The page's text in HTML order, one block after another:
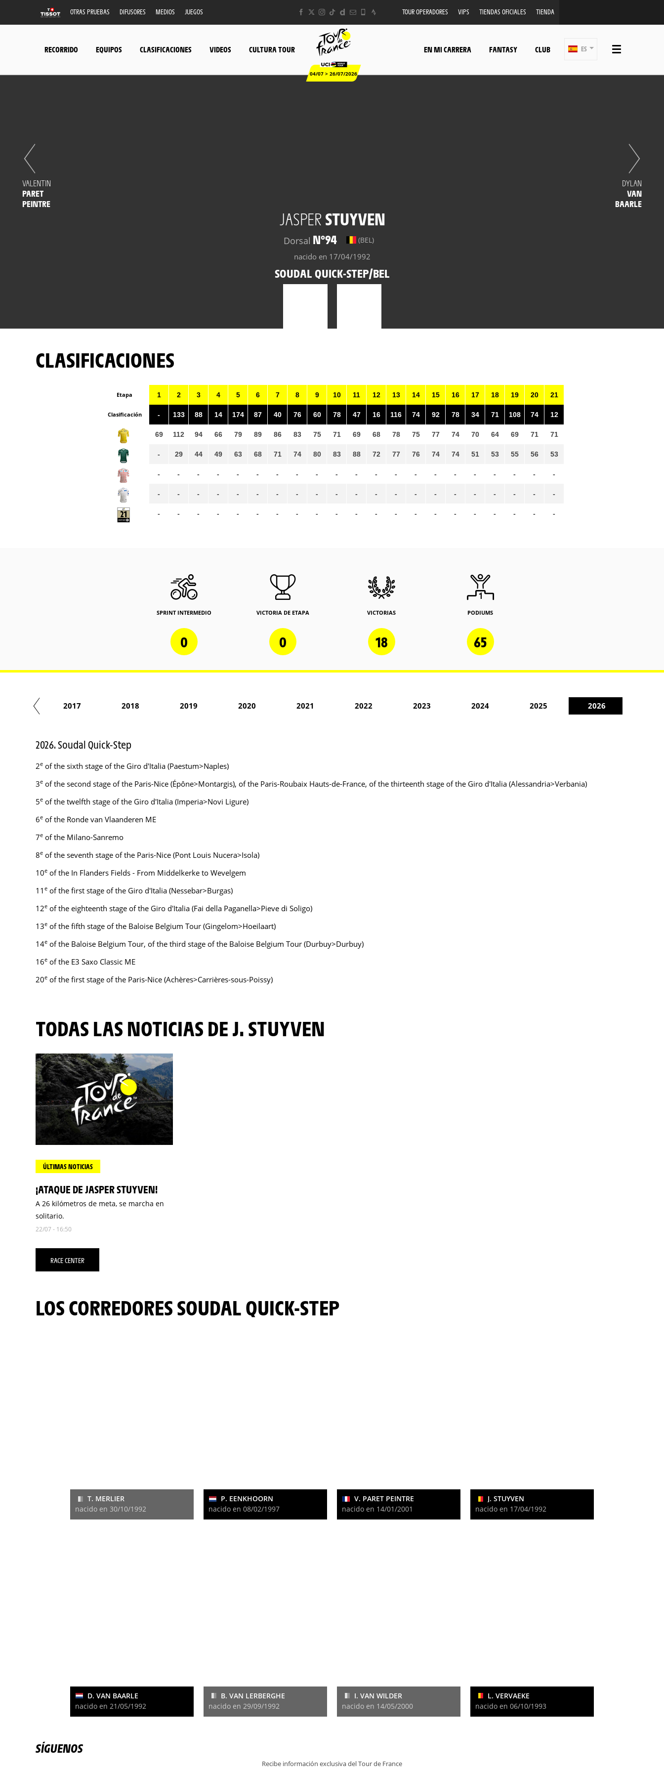
OTRAS PRUEBAS DIFUSORES MEDIOS JUEGOS TOUR OPERADORES VIPS TIENDAS OFICIALES TIENDA
RECORRIDO EQUIPOS CLASIFICACIONES VIDEOS CULTURA TOUR
04/07 > 26/07/2026
EN MI CARRERA FANTASY CLUB ES
JASPER STUYVEN
Dorsal N°94 (BEL)
nacido en 17/04/1992
SOUDAL QUICK-STEP/BEL
VALENTIN
PARET
PEINTRE
DYLAN
VAN
BAARLE
CLASIFICACIONES
Etapa
Clasificación
1
-
69
-
-
-
-
2
133
112
29
-
-
-
3
88
94
44
-
-
-
4
14
66
49
-
-
-
5
174
79
63
-
-
-
6
87
89
68
-
-
-
7
40
86
71
-
-
-
8
76
83
74
-
-
-
9
60
75
80
-
-
-
10
78
71
83
-
-
-
11
47
69
88
-
-
-
12
16
68
72
-
-
-
13
116
78
77
-
-
-
14
74
75
76
-
-
-
15
92
77
74
-
-
-
16
78
74
74
-
-
-
17
34
70
51
-
-
-
18
71
64
53
-
-
-
19
108
69
55
-
-
-
20
74
71
56
-
-
-
21
12
71
53
-
-
-
SPRINT INTERMEDIO
0
VICTORIA DE ETAPA
0
VICTORIAS
18
PODIUMS
65
2017 2018 2019 2020 2021 2022 2023 2024 2025 2026
2026. Soudal Quick-Step
2e of the sixth stage of the Giro d'Italia (Paestum>Naples)
3e of the second stage of the Paris-Nice (Épône>Montargis), of the Paris-Roubaix Hauts-de-France, of the thirteenth stage of the Giro d'Italia (Alessandria>Verbania)
5e of the twelfth stage of the Giro d'Italia (Imperia>Novi Ligure)
6e of the Ronde van Vlaanderen ME
7e of the Milano-Sanremo
8e of the seventh stage of the Paris-Nice (Pont Louis Nucera>Isola)
10e of the In Flanders Fields - From Middelkerke to Wevelgem
11 e of the first stage of the Giro d'Italia (Nessebar>Burgas)
12e of the eighteenth stage of the Giro d'Italia (Fai della Paganella>Pieve di Soligo)
13e of the fifth stage of the Baloise Belgium Tour (Gingelom>Hoeilaart)
14e of the Baloise Belgium Tour, of the third stage of the Baloise Belgium Tour (Durbuy>Durbuy)
16e of the E3 Saxo Classic ME
20e of the first stage of the Paris-Nice (Achères>Carrières-sous-Poissy)
TODAS LAS NOTICIAS DE J. STUYVEN
ÚLTIMAS NOTICIAS
¡ATAQUE DE JASPER STUYVEN!
A 26 kilómetros de meta, se marcha en
solitario.
22/07 - 16:50
RACE CENTER
LOS CORREDORES SOUDAL QUICK-STEP
T. MERLIER
nacido en 30/10/1992
P. EENKHOORN
nacido en 08/02/1997
V. PARET PEINTRE
nacido en 14/01/2001
J. STUYVEN
nacido en 17/04/1992
D. VAN BAARLE
nacido en 21/05/1992
B. VAN LERBERGHE
nacido en 29/09/1992
I. VAN WILDER
nacido en 14/05/2000
L. VERVAEKE
nacido en 06/10/1993
SÍGUENOS
Recibe información exclusiva del Tour de France